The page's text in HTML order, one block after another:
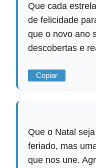
Que cada
de felicidade
que o novo ano
descobertas e
Copiar
Que o Natal
feriado, mas
que nos une.